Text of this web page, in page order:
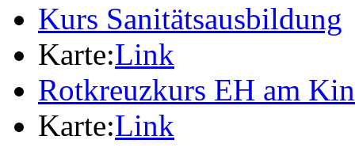
Kurs Sanitätsausbildung
Karte:Link
Rotkreuzkurs EH am
Karte:Link